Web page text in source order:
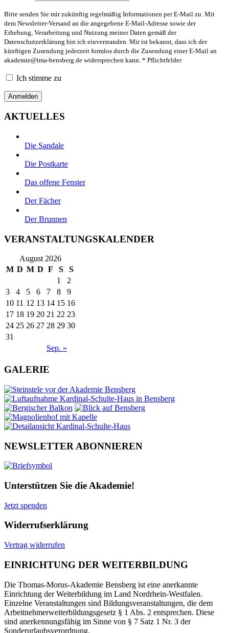
Bitte senden Sie mir zukünftig regelmäßig Informationen per E-Mail zu. Mit
dem Newsletter-Versand an die angegebene E-Mail-Adresse sowie der
Erhebung, Verarbeitung und Nutzung meiner Daten gemäß der
Datenschutzerklärung bin ich einverstanden. Mir ist bekannt, dass ich der
künftigen Zusendung jederzeit formlos durch die Zusendung einer E-Mail an
akademie@tma-bensberg.de widersprechen kann. * Pflichtfelder
Ich stimme zu
AKTUELLES
Die Sandale
Die Postkarte
Das offene Fenster
Der Fächer
Der Brunnen
VERANSTALTUNGSKALENDER
August 2026
M D M D F S S
Sep. »
1
2
3
4 5 6 7 8
9
10 11 12 13 14 15 16
17 18 19 20 21 22 23
24 25 26 27 28 29 30
31
GALERIE
NEWSLETTER ABONNIEREN
Unterstützen Sie die Akademie!
Jetzt spenden
Widerrufserklärung
Vertrag widerrufen
EINRICHTUNG DER WEITERBILDUNG
Die Thomas-Morus-Akademie Bensberg ist eine anerkannte
Einrichtung der Weiterbildung im Land Nordrhein-Westfalen.
Einzelne Veranstaltungen sind Bildungsveranstaltungen, die dem
Arbeitnehmerweiterbildungsgesetz § 1 Abs. 2 entsprechen. Diese
sind anerkennungsfähig im Sinne von § 7 Satz 1 Nr. 3 der
Sonderurlaubsverordnung.